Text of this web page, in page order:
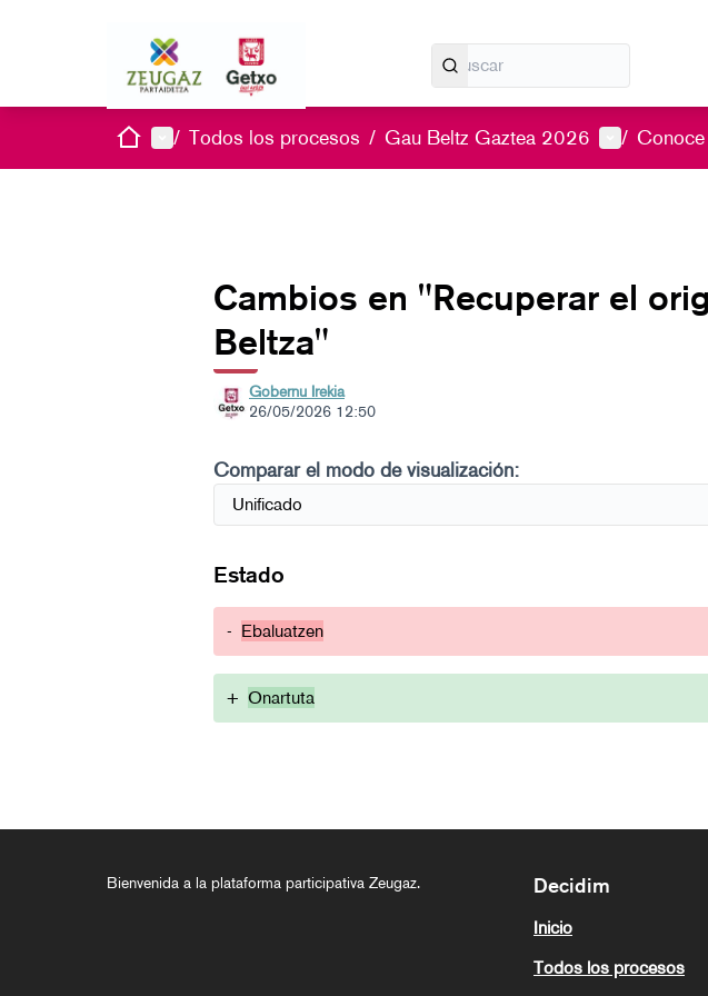
InicioMenú principal
/ Todos los procesos / Gau Beltz Gaztea 2026 Menú de
/
Cambios en "Recuperar el
Beltza"
Gobernu Irekia
26/05/2026 12:50
Comparar el modo de visualización:
Estado
- Ebaluatzen
+ Onartuta
Bienvenida a la plataforma participativa Zeugaz. Decidim
Inicio
Todos los procesos